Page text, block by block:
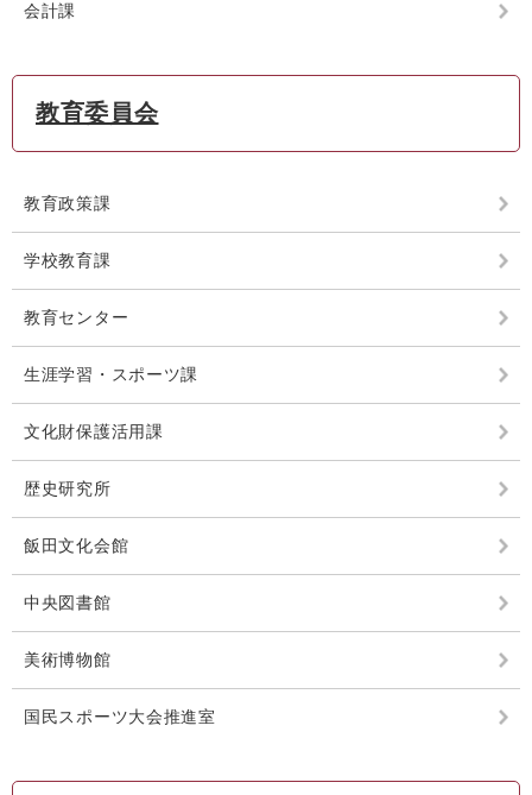
会計課
教育委員会
教育政策課
学校教育課
教育センター
生涯学習・スポーツ課
文化財保護活用課
歴史研究所
飯田文化会館
中央図書館
美術博物館
国民スポーツ大会推進室